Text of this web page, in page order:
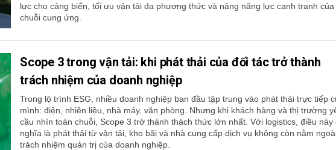
lực cho cảng biển, tối ưu vận tải đa phương thức và nâng năng lực cạnh tranh của
chuỗi cung ứng.
Scope 3 trong vận tải: khi phát thải của đối tác trở thành
trách nhiệm của doanh nghiệp
Trong lộ trình ESG, nhiều doanh nghiệp ban đầu tập trung vào phát thải trực tiếp
mình: điện, nhiên liệu, nhà máy, văn phòng. Nhưng khi khách hàng và thị trường
cầu nhìn toàn chuỗi, Scope 3 trở thành thách thức lớn nhất. Với logistics, điều này
nghĩa là phát thải từ vận tải, kho bãi và nhà cung cấp dịch vụ không còn nằm
trách nhiệm quản trị của doanh nghiệp.